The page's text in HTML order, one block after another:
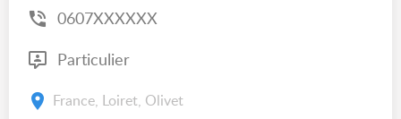
0607XXXXXX
Particulier
France, Loiret, Olivet